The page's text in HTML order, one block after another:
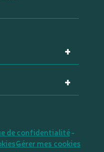
de confidentialité
Gérer mes cookies